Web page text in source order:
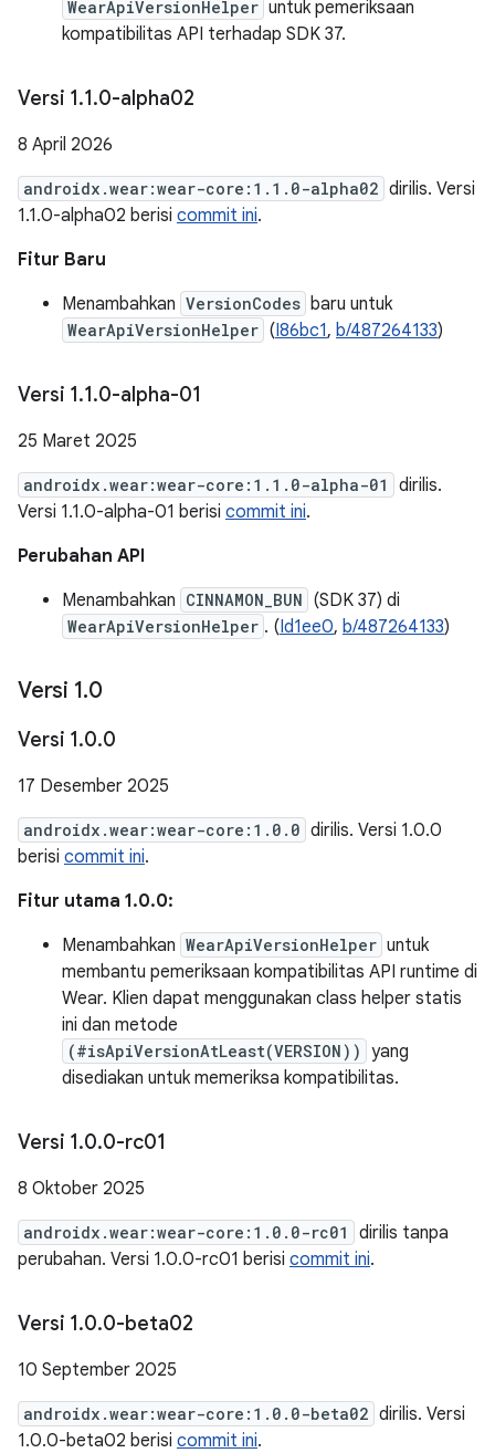
WearApiVersionHelper untuk pemeriksaan
kompatibilitas API terhadap SDK 37.
Versi 1.1.0-alpha02
8 April 2026
androidx.wear:wear-core:1.1.0-alpha02 dirilis. Versi
1.1.0-alpha02 berisi commit ini.
Fitur Baru
Menambahkan VersionCodes baru untuk
WearApiVersionHelper (I86bc1, b/487264133)
Versi 1.1.0-alpha-01
25 Maret 2025
androidx.wear:wear-core:1.1.0-alpha-01
dirilis.
Versi 1.1.0-alpha-01 berisi commit ini.
Perubahan API
Menambahkan CINNAMON_BUN (SDK 37) di
WearApiVersionHelper . (Id1ee0, b/487264133)
Versi 1.0
Versi 1.0.0
17 Desember 2025
androidx.wear:wear-core:1.0.0 dirilis. Versi 1.0.0
berisi commit ini.
Fitur utama 1.0.0:
Menambahkan WearApiVersionHelper untuk
membantu pemeriksaan kompatibilitas API runtime di
Wear. Klien dapat menggunakan class helper statis
ini dan metode
(#isApiVersionAtLeast(VERSION)) yang
disediakan untuk memeriksa kompatibilitas.
Versi 1.0.0-rc01
8 Oktober 2025
androidx.wear:wear-core:1.0.0-rc01
dirilis tanpa
perubahan. Versi 1.0.0-rc01 berisi commit ini.
Versi 1.0.0-beta02
10 September 2025
androidx.wear:wear-core:1.0.0-beta02 dirilis. Versi
1.0.0-beta02 berisi commit ini.